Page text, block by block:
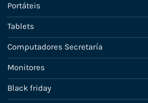
Portáteis
Tablets
Computadores Secretaría
Monitores
Black friday